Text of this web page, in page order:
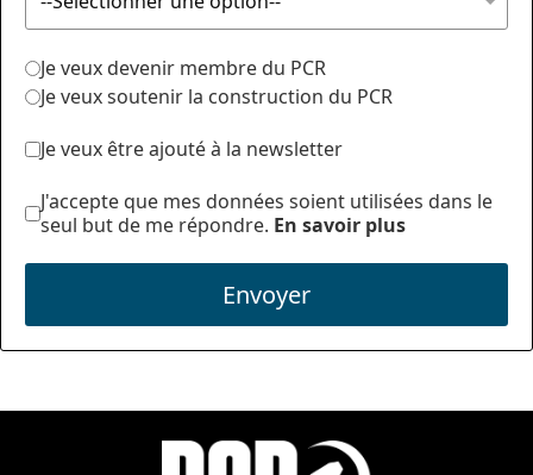
Je veux devenir membre du PCR
Je veux soutenir la construction du PCR
Je veux être ajouté à la newsletter
J'accepte que mes données soient utilisées dans le
seul but de me répondre. En savoir plus
Envoyer